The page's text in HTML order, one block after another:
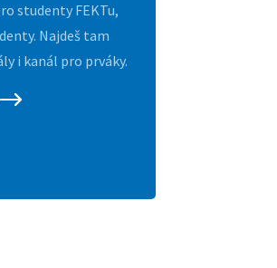
studenty FEKTu,
Najdeš tam
i kanál pro prváky.